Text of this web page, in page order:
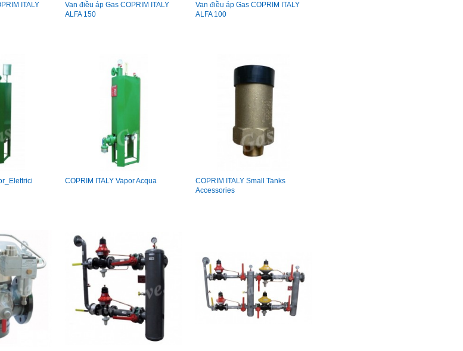
ITALY
Van điều áp Gas COPRIM ITALY
ALFA 150
Van điều áp Gas COPRIM ITALY
ALFA 100
COPRIM ITALY Vapor Acqua
COPRIM ITALY Small Tanks
Accessories